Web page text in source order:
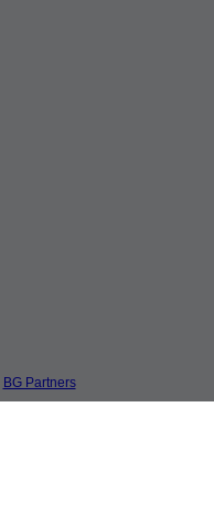
BG Partners